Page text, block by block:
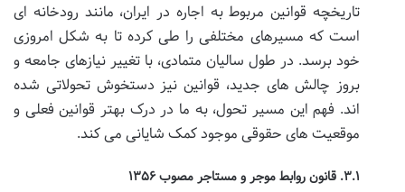
تاریخچه قوانین مربوط به اجاره در ایران، مانند رودخانه ای
است که مسیرهای مختلفی را طی کرده تا به شکل امروزی
خود برسد. در طول سالیان متمادی، با تغییر نیازهای جامعه و
بروز چالش های جدید، قوانین نیز دستخوش تحولاتی شده
اند. فهم این مسیر تحول، به ما در درک بهتر قوانین فعلی و
موقعیت های حقوقی موجود کمک شایانی می کند.
۳.۱. قانون روابط موجر و مستاجر مصوب ۱۳۵۶